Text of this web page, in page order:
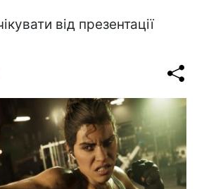
від презентації